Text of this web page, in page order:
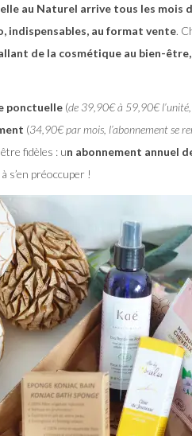
au Naturel arrive tous les
indispensables, au format vente.
de la cosmétique au bien-
ponctuelle (de 39,90€ à 59,90€ l’unité,
(34,90€ par mois, l’abonnement se
fidèles : un abonnement annuel
s’en préoccuper !